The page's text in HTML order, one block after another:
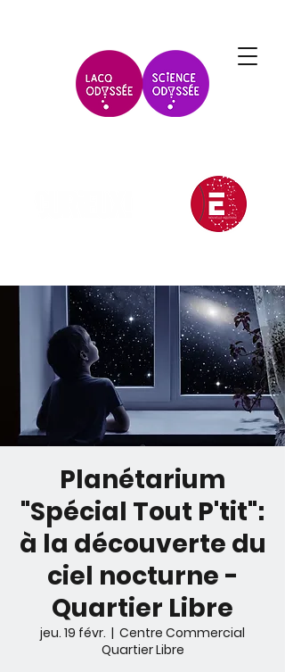
Planétarium
"Spécial Tout P'tit":
à la découverte du
ciel nocturne -
Quartier Libre
jeu. 19 févr.
  |
Centre Commercial
Quartier Libre